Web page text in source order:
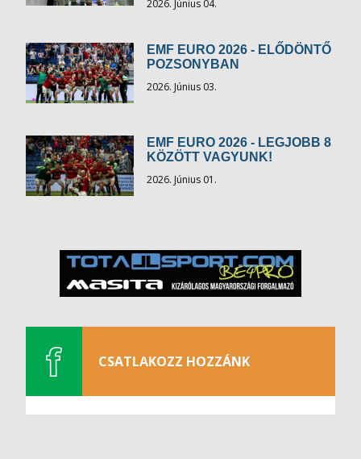
2026. Június 04.
EMF EURO 2026 - ELŐDÖNTŐ
POZSONYBAN
2026. Június 03.
EMF EURO 2026 - LEGJOBB 8
KÖZÖTT VAGYUNK!
2026. Június 01.
CSATLAKOZZ HOZZÁNK